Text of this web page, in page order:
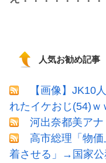
人気お勧め記事
【画像】JK10
れたイケおじ(54)ｗ
河出奈都美ア
高市総理「物
着させる」→国家公